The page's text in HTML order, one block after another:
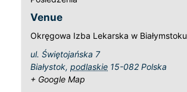
Venue
Okręgowa Izba Lekarska w Białymstoku
ul. Świętojańska 7
Białystok, podlaskie 15-082 Polska
+ Google Map